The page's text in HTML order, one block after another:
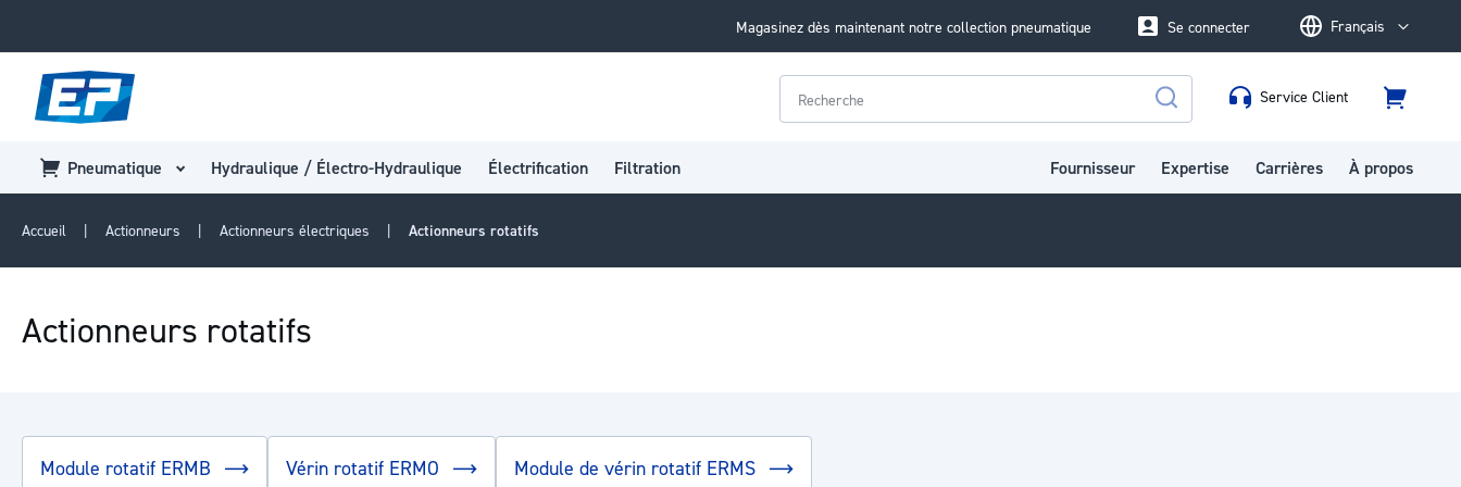
Magasinez dès maintenant notre collection pneumatique LanguageFrançais
Se connecter
Rechercher
Service Client
Panier
Pneumatique Hydraulique / Électro-Hydraulique Électrification Filtration Fournisseur Expertise Carrières À propos
Accueil Actionneurs Actionneurs électriques Actionneurs rotatifs
Actionneurs rotatifs
Module rotatif ERMB Vérin rotatif ERMO Module de vérin rotatif ERMS